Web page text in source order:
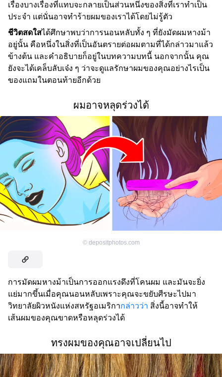
เรื่องบางเรื่องที่แทบจะกลายเป็นส่วนหนึ่งของสิ่งที่เราทำเป็น
ประจำ แต่นั่นอาจทำร้ายผมของเราได้โดยไม่รู้ตัว
ชีวิตสดใสได้ศึกษาพบว่าการนอนหลับทั้ง ๆ ที่ยังมัดผมหางม้า
อยู่นั้น คือหนึ่งในสิ่งที่เป็นอันตรายต่อผมตามที่ได้กล่าวมาแล้ว
ข้างต้น และคำอธิบายก็อยู่ในบทความบทนี้ นอกจากนั้น คุณ
ยังจะได้เคล็บลับเจ๋ง ๆ ว่าจะดูแลรักษาผมของคุณอย่างไรเป็น
ของแถมในตอนท้ายอีกด้วย
ผมอาจหลุดร่วงได้
© depositphotos.com
การมัดผมหางม้าเป็นการออกแรงดึงที่โคนผม และมันจะยิ่ง
แย่มากขึ้นเมื่อคุณนอนหลับเพราะคุณจะขยับศีรษะไปมา
วิทยาลัยผิวหนังแห่งสหรัฐอเมริกากล่าวว่า สิ่งนี้อาจทำให้
เส้นผมของคุณขาดหรือหลุดร่วงได้
ทรงผมของคุณอาจเปลี่ยนไป